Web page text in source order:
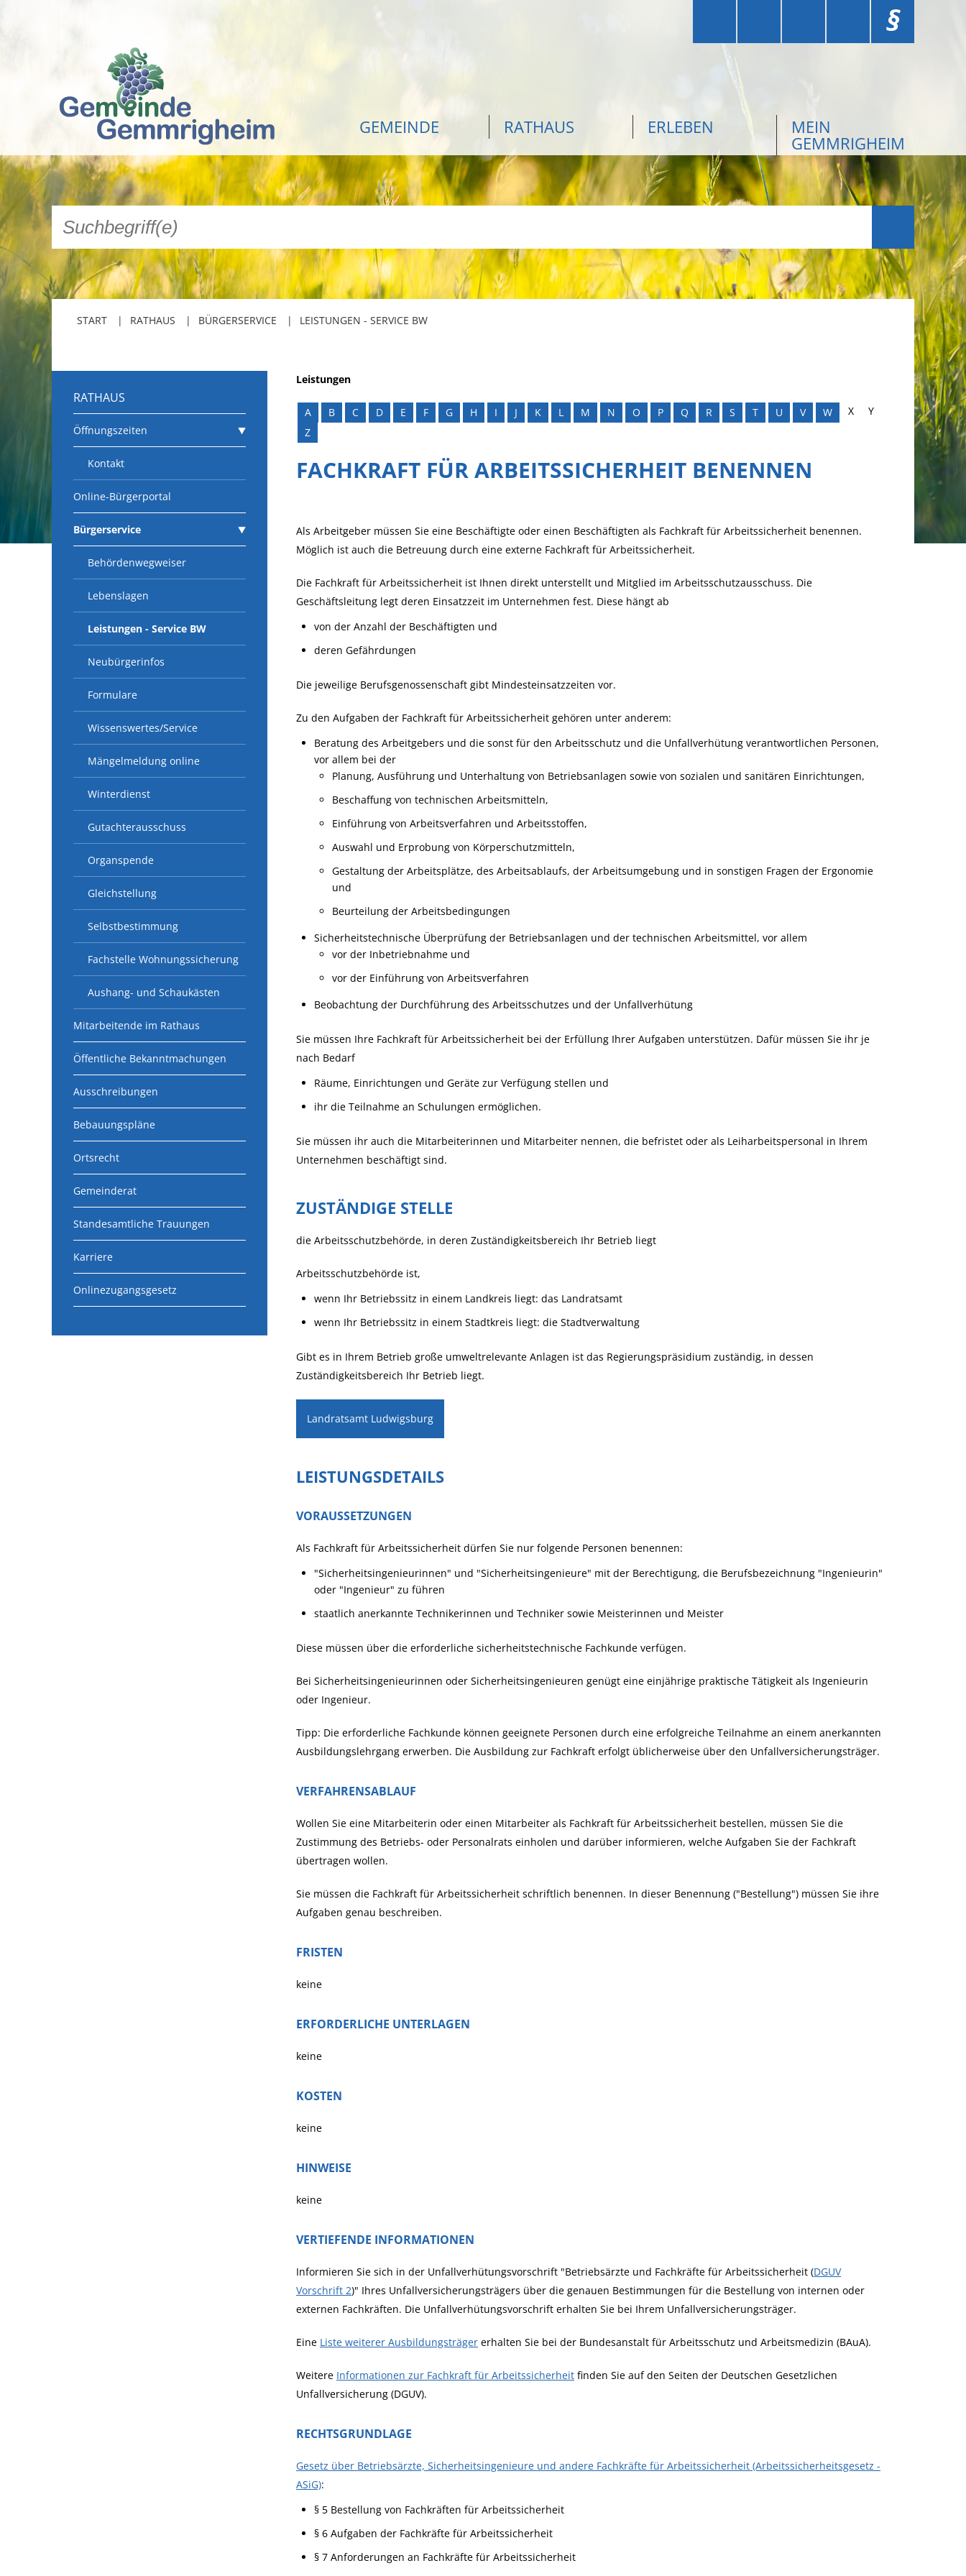
§
GEMEINDE RATHAUS ERLEBEN MEIN
GEMMRIGHEIM
START RATHAUS BÜRGERSERVICE LEISTUNGEN - SERVICE BW
RATHAUS
Öffnungszeiten
Kontakt
Online-Bürgerportal
Bürgerservice
Behördenwegweiser
Lebenslagen
Leistungen - Service BW
Neubürgerinfos
Formulare
Wissenswertes/Service
Mängelmeldung online
Winterdienst
Gutachterausschuss
Organspende
Gleichstellung
Selbstbestimmung
Fachstelle Wohnungssicherung
Aushang- und Schaukästen
Mitarbeitende im Rathaus
Öffentliche Bekanntmachungen
Ausschreibungen
Bebauungspläne
Ortsrecht
Gemeinderat
Standesamtliche Trauungen
Karriere
Onlinezugangsgesetz
Leistungen
A B C D E F G H I J K L M N O P Q R S T U V W X
Y
Z
FACHKRAFT FÜR ARBEITSSICHERHEIT BENENNEN
Als Arbeitgeber müssen Sie eine Beschäftigte oder einen Beschäftigten als Fachkraft für Arbeitssicherheit benennen.
Möglich ist auch die Betreuung durch eine externe Fachkraft für Arbeitssicherheit.
Die Fachkraft für Arbeitssicherheit ist Ihnen direkt unterstellt und Mitglied im Arbeitsschutzausschuss. Die
Geschäftsleitung legt deren Einsatzzeit im Unternehmen fest. Diese hängt ab
von der Anzahl der Beschäftigten und
deren Gefährdungen
Die jeweilige Berufsgenossenschaft gibt Mindesteinsatzzeiten vor.
Zu den Aufgaben der Fachkraft für Arbeitssicherheit gehören unter anderem:
Beratung des Arbeitgebers und die sonst für den Arbeitsschutz und die Unfallverhütung verantwortlichen Personen,
vor allem bei der
Planung, Ausführung und Unterhaltung von Betriebsanlagen sowie von sozialen und sanitären Einrichtungen,
Beschaffung von technischen Arbeitsmitteln,
Einführung von Arbeitsverfahren und Arbeitsstoffen,
Auswahl und Erprobung von Körperschutzmitteln,
Gestaltung der Arbeitsplätze, des Arbeitsablaufs, der Arbeitsumgebung und in sonstigen Fragen der Ergonomie
und
Beurteilung der Arbeitsbedingungen
Sicherheitstechnische Überprüfung der Betriebsanlagen und der technischen Arbeitsmittel, vor allem
vor der Inbetriebnahme und
vor der Einführung von Arbeitsverfahren
Beobachtung der Durchführung des Arbeitsschutzes und der Unfallverhütung
Sie müssen Ihre Fachkraft für Arbeitssicherheit bei der Erfüllung Ihrer Aufgaben unterstützen. Dafür müssen Sie ihr je
nach Bedarf
Räume, Einrichtungen und Geräte zur Verfügung stellen und
ihr die Teilnahme an Schulungen ermöglichen.
Sie müssen ihr auch die Mitarbeiterinnen und Mitarbeiter nennen, die befristet oder als Leiharbeitspersonal in Ihrem
Unternehmen beschäftigt sind.
ZUSTÄNDIGE STELLE
die Arbeitsschutzbehörde, in deren Zuständigkeitsbereich Ihr Betrieb liegt
Arbeitsschutzbehörde ist,
wenn Ihr Betriebssitz in einem Landkreis liegt: das Landratsamt
wenn Ihr Betriebssitz in einem Stadtkreis liegt: die Stadtverwaltung
Gibt es in Ihrem Betrieb große umweltrelevante Anlagen ist das Regierungspräsidium zuständig, in dessen
Zuständigkeitsbereich Ihr Betrieb liegt.
Landratsamt Ludwigsburg
LEISTUNGSDETAILS
VORAUSSETZUNGEN
Als Fachkraft für Arbeitssicherheit dürfen Sie nur folgende Personen benennen:
"Sicherheitsingenieurinnen" und "Sicherheitsingenieure" mit der Berechtigung, die Berufsbezeichnung "Ingenieurin"
oder "Ingenieur" zu führen
staatlich anerkannte Technikerinnen und Techniker sowie Meisterinnen und Meister
Diese müssen über die erforderliche sicherheitstechnische Fachkunde verfügen.
Bei Sicherheitsingenieurinnen oder Sicherheitsingenieuren genügt eine einjährige praktische Tätigkeit als Ingenieurin
oder Ingenieur.
Tipp: Die erforderliche Fachkunde können geeignete Personen durch eine erfolgreiche Teilnahme an einem anerkannten
Ausbildungslehrgang erwerben. Die Ausbildung zur Fachkraft erfolgt üblicherweise über den Unfallversicherungsträger.
VERFAHRENSABLAUF
Wollen Sie eine Mitarbeiterin oder einen Mitarbeiter als Fachkraft für Arbeitssicherheit bestellen, müssen Sie die
Zustimmung des Betriebs- oder Personalrats einholen und darüber informieren, welche Aufgaben Sie der Fachkraft
übertragen wollen.
Sie müssen die Fachkraft für Arbeitssicherheit schriftlich benennen. In dieser Benennung ("Bestellung") müssen Sie ihre
Aufgaben genau beschreiben.
FRISTEN
keine
ERFORDERLICHE UNTERLAGEN
keine
KOSTEN
keine
HINWEISE
keine
VERTIEFENDE INFORMATIONEN
Informieren Sie sich in der Unfallverhütungsvorschrift "Betriebsärzte und Fachkräfte für Arbeitssicherheit (DGUV
Vorschrift 2)" Ihres Unfallversicherungsträgers über die genauen Bestimmungen für die Bestellung von internen oder
externen Fachkräften. Die Unfallverhütungsvorschrift erhalten Sie bei Ihrem Unfallversicherungsträger.
Eine Liste weiterer Ausbildungsträger erhalten Sie bei der Bundesanstalt für Arbeitsschutz und Arbeitsmedizin (BAuA).
Weitere Informationen zur Fachkraft für Arbeitssicherheit finden Sie auf den Seiten der Deutschen Gesetzlichen
Unfallversicherung (DGUV).
RECHTSGRUNDLAGE
Gesetz über Betriebsärzte, Sicherheitsingenieure und andere Fachkräfte für Arbeitssicherheit (Arbeitssicherheitsgesetz -
ASiG):
§ 5 Bestellung von Fachkräften für Arbeitssicherheit
§ 6 Aufgaben der Fachkräfte für Arbeitssicherheit
§ 7 Anforderungen an Fachkräfte für Arbeitssicherheit